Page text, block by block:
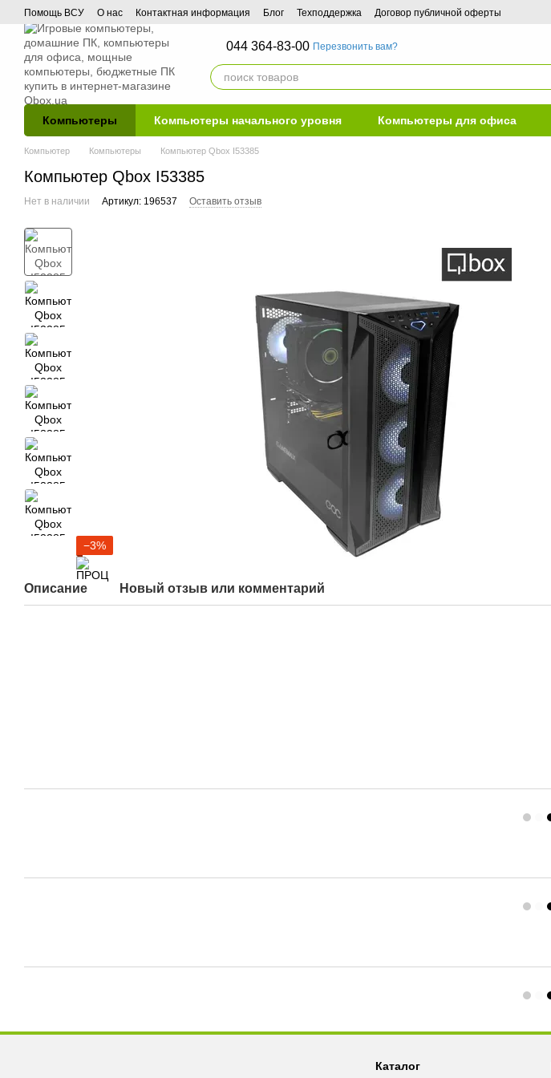
Перейти к основному контенту
Помощь ВСУ О нас Контактная информация Блог Техподдержка Договор публичной оферты
044 364-83-00 Перезвонить вам?
Компьютеры Компьютеры начального уровня Компьютеры для офиса
Компьютер Компьютеры Компьютер Qbox I53385
Компьютер Qbox I53385
Нет в наличии Артикул: 196537 Оставить отзыв
−3%
Описание Новый отзыв или комментарий
Каталог